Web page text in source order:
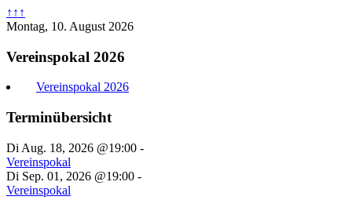
↑↑↑
Montag, 10. August 2026
Vereinspokal 2026
Vereinspokal 2026
Terminübersicht
Di Aug. 18, 2026 @19:00 -
Vereinspokal
Di Sep. 01, 2026 @19:00 -
Vereinspokal